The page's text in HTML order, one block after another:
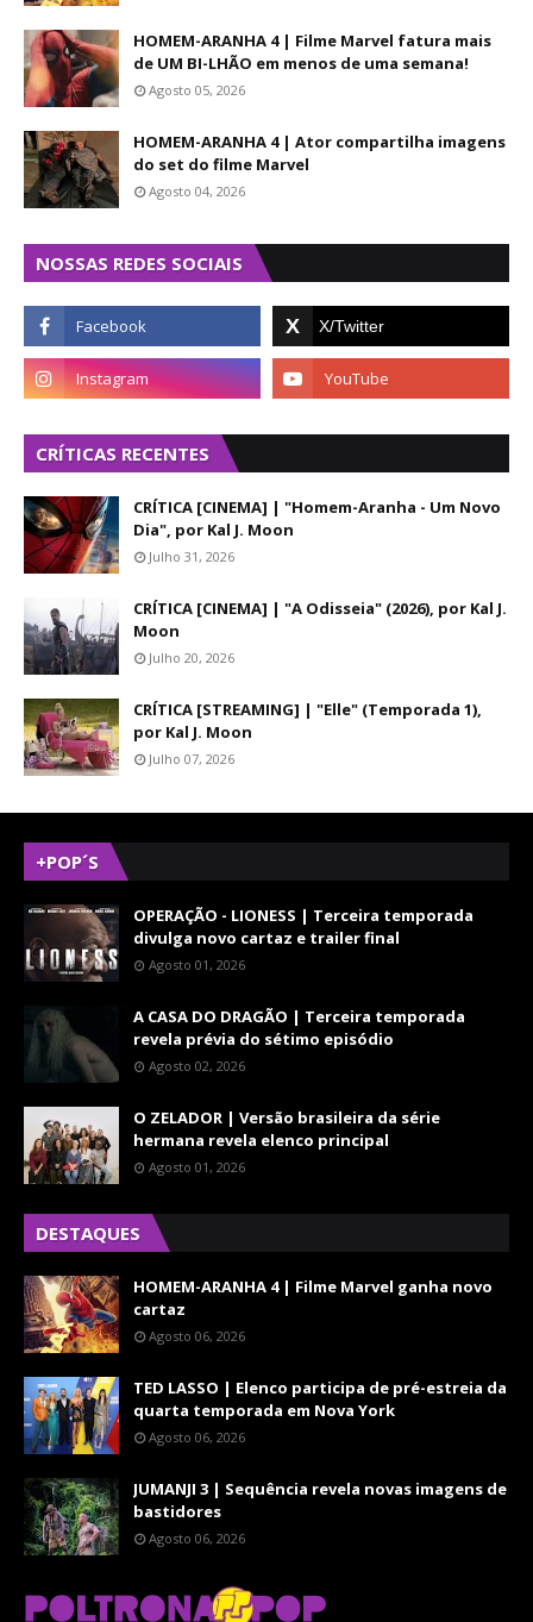
HOMEM-ARANHA 4 | Filme Marvel fatura mais
de UM BI-LHÃO em menos de uma semana!
Agosto 05, 2026
HOMEM-ARANHA 4 | Ator compartilha imagens
do set do filme Marvel
Agosto 04, 2026
NOSSAS REDES SOCIAIS
CRÍTICAS RECENTES
CRÍTICA [CINEMA] | "Homem-Aranha - Um Novo
Dia", por Kal J. Moon
Julho 31, 2026
CRÍTICA [CINEMA] | "A Odisseia" (2026), por Kal J.
Moon
Julho 20, 2026
CRÍTICA [STREAMING] | "Elle" (Temporada 1),
por Kal J. Moon
Julho 07, 2026
+POP´S
OPERAÇÃO - LIONESS | Terceira temporada
divulga novo cartaz e trailer final
Agosto 01, 2026
A CASA DO DRAGÃO | Terceira temporada
revela prévia do sétimo episódio
Agosto 02, 2026
O ZELADOR | Versão brasileira da série
hermana revela elenco principal
Agosto 01, 2026
DESTAQUES
HOMEM-ARANHA 4 | Filme Marvel ganha novo
cartaz
Agosto 06, 2026
TED LASSO | Elenco participa de pré-estreia da
quarta temporada em Nova York
Agosto 06, 2026
JUMANJI 3 | Sequência revela novas imagens de
bastidores
Agosto 06, 2026